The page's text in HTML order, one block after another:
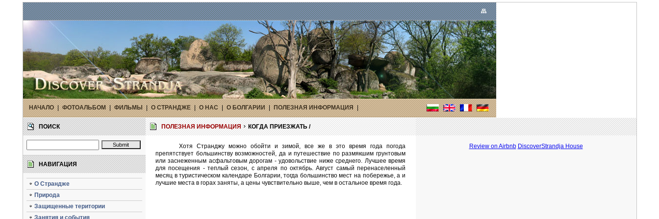
НАЧАЛО | ФОТОАЛЬБОМ | ФИЛЬМЫ | О СТРАНДЖЕ | O НАС | О БОЛГАРИИ | ПОЛЕЗНАЯ ИНФОРМАЦИЯ |
ПОИСК
НАВИГАЦИЯ
О Страндже
Природа
Защищенные територии
Занятия и события
ПОЛЕЗНАЯ ИНФОРМАЦИЯ КОГДА ПРИЕЗЖАТЬ /
Хотя Странджу можно обойти и зимой, все же в это время года погода
препятствует большинству возможностей, да и путешествие по размякшим грунтовым
или заснеженным асфальтовым дорогам - удовольствие ниже среднего. Лучшее время
для посещения - теплый сезон, с апреля по октябрь. Август самый перенаселенный
месяц в туристическом календаре Болгарии, тогда большинство мест на побережье, а и
лучшие места в горах заняты, а цены чувствительно выше, чем в остальное время года.
Review on Airbnb DiscoverStrandja House